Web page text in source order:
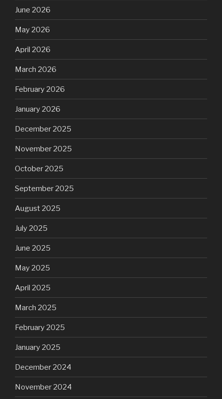
June 2026
May 2026
April 2026
March 2026
February 2026
January 2026
December 2025
November 2025
October 2025
September 2025
August 2025
July 2025
June 2025
May 2025
April 2025
March 2025
February 2025
January 2025
December 2024
November 2024